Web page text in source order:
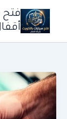
المحتوى
فتح